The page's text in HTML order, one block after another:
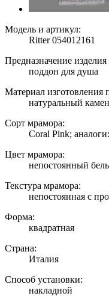
Модель и артикул:
Ritter 054012161
Предназначение изделия
поддон для душа
Материал изготовления
натуральный
Сорт мрамора:
Coral Pink;
Цвет мрамора:
непостоянный
Текстура мрамора:
непостоянная с
Форма:
квадратная
Страна:
Италия
Способ установки:
накладной